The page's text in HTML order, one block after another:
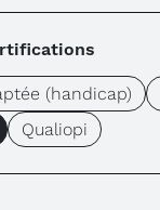
(handicap)
Qualiopi